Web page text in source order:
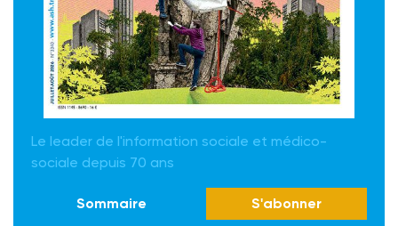
Le leader de l'information sociale et médico-
sociale depuis 70 ans
Sommaire S'abonner